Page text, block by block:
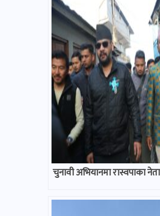
चुनावी अभियानमा रास्वपाका